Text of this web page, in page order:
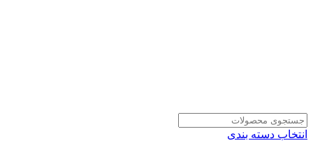
انتخاب دسته بندی